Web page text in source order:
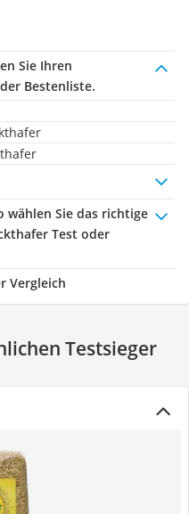
Sie Ihren
Bestenliste.
wählen Sie das richtige
Test oder
Vergleich
Testsieger